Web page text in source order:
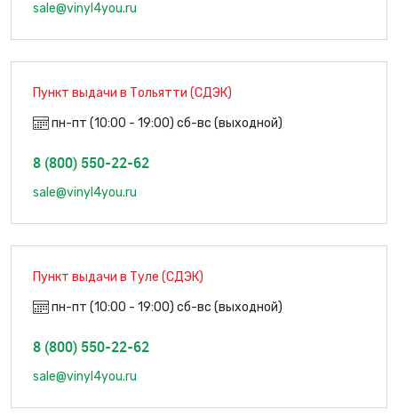
sale@vinyl4you.ru
Пункт выдачи в Тольятти (СДЭК)
пн-пт (10:00 - 19:00) сб-вс (выходной)
8 (800) 550-22-62
sale@vinyl4you.ru
Пункт выдачи в Туле (СДЭК)
пн-пт (10:00 - 19:00) сб-вс (выходной)
8 (800) 550-22-62
sale@vinyl4you.ru